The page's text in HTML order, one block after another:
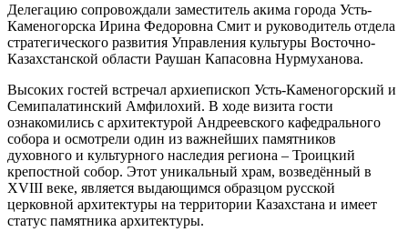
Делегацию сопровождали заместитель акима города Усть-
Каменогорска Ирина Федоровна Смит и руководитель отдела
стратегического развития Управления культуры Восточно-
Казахстанской области Раушан Капасовна Нурмуханова.
Высоких гостей встречал архиепископ Усть-Каменогорский и
Семипалатинский Амфилохий. В ходе визита гости
ознакомились с архитектурой Андреевского кафедрального
собора и осмотрели один из важнейших памятников
духовного и культурного наследия региона – Троицкий
крепостной собор. Этот уникальный храм, возведённый в
XVIII веке, является выдающимся образцом русской
церковной архитектуры на территории Казахстана и имеет
статус памятника архитектуры.